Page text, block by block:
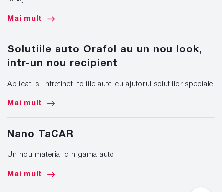
Mai mult
Solutiile auto Orafol au un nou look,
intr-un nou recipient
Aplicati si intretineti foliile auto cu ajutorul solutiilor speciale
Mai mult
Nano TaCAR
Un nou material din gama auto!
Mai mult